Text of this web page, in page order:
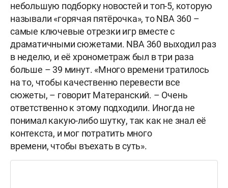
небольшую подборку новостей и топ-5, которую
называли «горячая пятёрочка», то NBA 360 –
самые ключевые отрезки игр вместе с
драматичными сюжетами. NBA 360 выходил раз
в неделю, и её хронометраж был в три раза
больше – 39 минут. «Много времени тратилось
на то, чтобы качественно перевести все
сюжеты, – говорит Матеранский. – Очень
ответственно к этому подходили. Иногда не
понимал какую-либо шутку, так как не знал её
контекста, и мог потратить много
времени, чтобы въехать в суть».